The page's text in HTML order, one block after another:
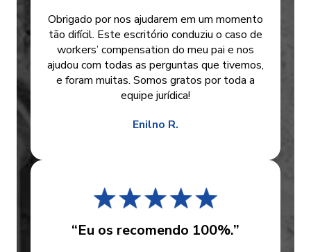
Obrigado por nos ajudarem em um momento
tão difícil. Este escritório conduziu o caso de
workers’ compensation do meu pai e nos
ajudou com todas as perguntas que tivemos,
e foram muitas. Somos gratos por toda a
equipe jurídica!
Enilno R.
“Eu os recomendo 100%.”